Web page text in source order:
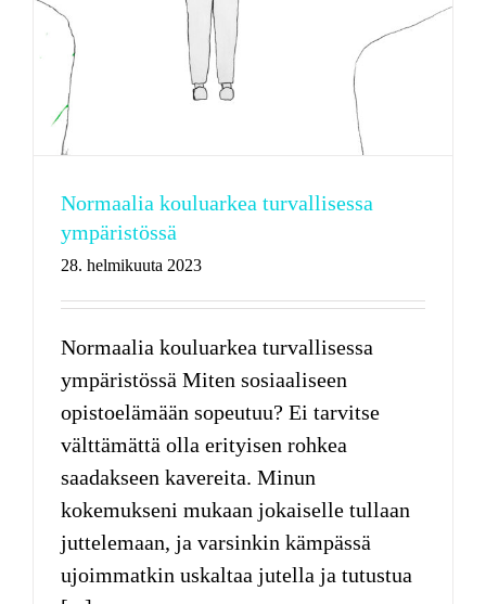
Normaalia kouluarkea turvallisessa
ympäristössä
28. helmikuuta 2023
Normaalia kouluarkea turvallisessa
ympäristössä Miten sosiaaliseen
opistoelämään sopeutuu? Ei tarvitse
välttämättä olla erityisen rohkea
saadakseen kavereita. Minun
kokemukseni mukaan jokaiselle tullaan
juttelemaan, ja varsinkin kämpässä
ujoimmatkin uskaltaa jutella ja tutustua